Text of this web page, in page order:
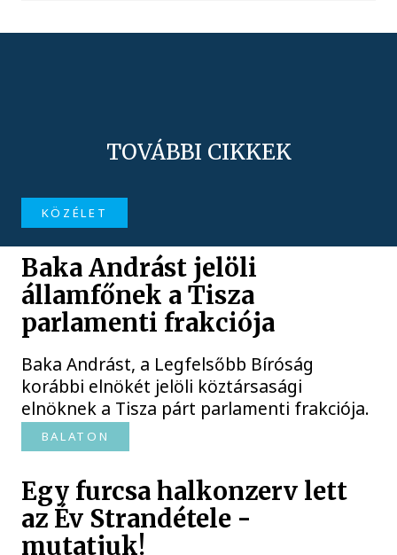
TOVÁBBI CIKKEK
KÖZÉLET
Baka Andrást jelöli
államfőnek a Tisza
parlamenti frakciója
Baka Andrást, a Legfelsőbb Bíróság
korábbi elnökét jelöli köztársasági
elnöknek a Tisza párt parlamenti frakciója.
BALATON
Egy furcsa halkonzerv lett
az Év Strandétele -
mutatjuk!